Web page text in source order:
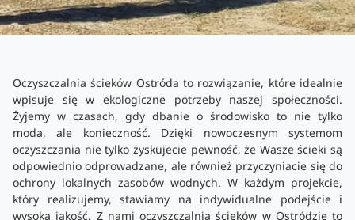
Oczyszczalnia ścieków Ostróda to rozwiązanie, które idealnie
wpisuje się w ekologiczne potrzeby naszej społeczności.
Żyjemy w czasach, gdy dbanie o środowisko to nie tylko
moda, ale konieczność. Dzięki nowoczesnym systemom
oczyszczania nie tylko zyskujecie pewność, że Wasze ścieki są
odpowiednio odprowadzane, ale również przyczyniacie się do
ochrony lokalnych zasobów wodnych. W każdym projekcie,
który realizujemy, stawiamy na indywidualne podejście i
wysoką jakość. Z nami oczyszczalnia ścieków w Ostródzie to